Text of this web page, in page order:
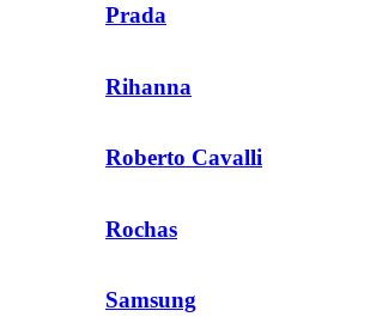
Prada
Rihanna
Roberto Cavalli
Rochas
Samsung